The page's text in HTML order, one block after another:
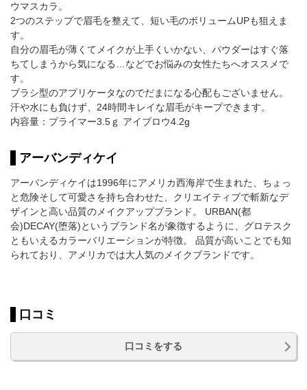
ウマスカラ。
2つのステップで眉毛を整えて、短い毛のボリュームUPも狙えま
す。
自分の眉毛が薄くてメイクが上手くいかない、パウダーはすぐ落
ちてしまうから気になる…などでお悩みの女性たちへオススメで
す。
ブラシ型のアプリケータなのでだまになる心配もございません。
汗や水にも負けず、24時間キレイな眉毛がキープできます。
内容量：プライマー3.5ｇ アイブロウ4.2g
アーバンディケイ
アーバンディケイは1996年にアメリカ西海岸で生まれた、ちょっ
と危険そして可愛さを持ち合わせた、クリエイティブで斬新なデ
ザインと高い品質のメイクアップブランド。 URBAN(都
会)DECAY(堕落)というブランド名が象徴するように、グロテスク
ともいえるカラーバリエーションが特徴。 品質が高いことでも知
られており、アメリカでは大人気のメイクブランドです。
口コミ
口コミをする